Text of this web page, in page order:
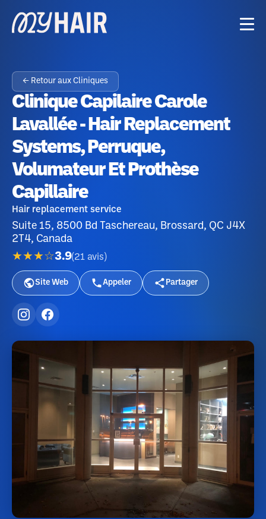
← Retour aux Cliniques
Clinique Capilaire Carole
Lavallée - Hair Replacement
Systems, Perruque,
Volumateur Et Prothèse
Capillaire
Hair replacement service
Suite 15, 8500 Bd Taschereau, Brossard, QC J4X
2T4, Canada
★★★☆3.9(21 avis )
Site Web Appeler Partager